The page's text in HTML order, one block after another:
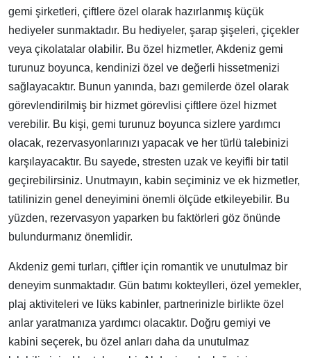
gemi şirketleri, çiftlere özel olarak hazırlanmış küçük
hediyeler sunmaktadır. Bu hediyeler, şarap şişeleri, çiçekler
veya çikolatalar olabilir. Bu özel hizmetler, Akdeniz gemi
turunuz boyunca, kendinizi özel ve değerli hissetmenizi
sağlayacaktır. Bunun yanında, bazı gemilerde özel olarak
görevlendirilmiş bir hizmet görevlisi çiftlere özel hizmet
verebilir. Bu kişi, gemi turunuz boyunca sizlere yardımcı
olacak, rezervasyonlarınızı yapacak ve her türlü talebinizi
karşılayacaktır. Bu sayede, stresten uzak ve keyifli bir tatil
geçirebilirsiniz. Unutmayın, kabin seçiminiz ve ek hizmetler,
tatilinizin genel deneyimini önemli ölçüde etkileyebilir. Bu
yüzden, rezervasyon yaparken bu faktörleri göz önünde
bulundurmanız önemlidir.
Akdeniz gemi turları, çiftler için romantik ve unutulmaz bir
deneyim sunmaktadır. Gün batımı kokteylleri, özel yemekler,
plaj aktiviteleri ve lüks kabinler, partnerinizle birlikte özel
anlar yaratmanıza yardımcı olacaktır. Doğru gemiyi ve
kabini seçerek, bu özel anları daha da unutulmaz